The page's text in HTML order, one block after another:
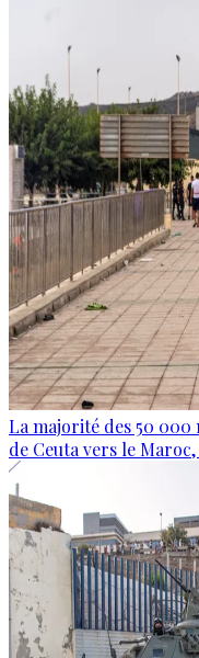
La majorité des 50
de Ceuta vers le